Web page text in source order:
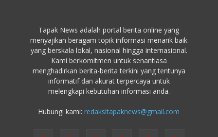
Tapak News adalah portal berita online yang
menyajikan beragam topik informasi menarik baik
yang berskala lokal, nasional hingga internasional.
Kami berkomitmen untuk senantiasa
menghadirkan berita-berita terkini yang tentunya
informatif dan akurat terpercaya untuk
melengkapi kebutuhan informasi anda.
Hubungi kami:redaksitapaknews@gmail.com